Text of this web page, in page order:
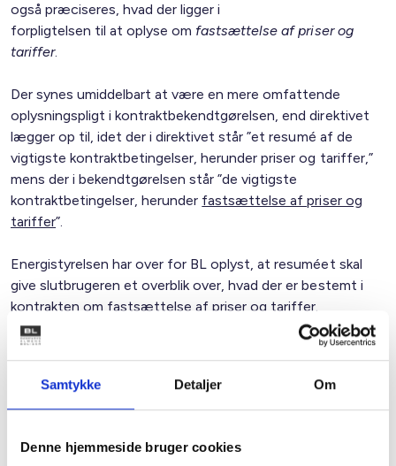
Samtykke Detaljer Om
Denne hjemmeside bruger cookies
også præciseres, hvad der ligger i
forpligtelsen til at oplyse om fastsættelse af priser og
tariffer.
Der synes umiddelbart at være en mere omfattende
oplysningspligt i kontraktbekendtgørelsen, end direktivet
lægger op til, idet der i direktivet står ”et resumé af de
vigtigste kontraktbetingelser, herunder priser og tariffer,”
mens der i bekendtgørelsen står ”de vigtigste
kontraktbetingelser, herunder fastsættelse af priser og
tariffer”.
Energistyrelsen har over for BL oplyst, at resuméet skal
give slutbrugeren et overblik over, hvad der er bestemt i
kontrakten om fastsættelse af priser og tariffer.
Energistyrelsen vurderer ikke, at bestemmelsen skal
forstås som en omfattende forpligtelse til at redegøre
beregnes.
takster udarbejdes under hensyntagen til